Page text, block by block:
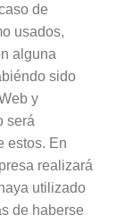
de
usados,
alguna
sido
y
será
estos. En
realizará
utilizado
de haberse